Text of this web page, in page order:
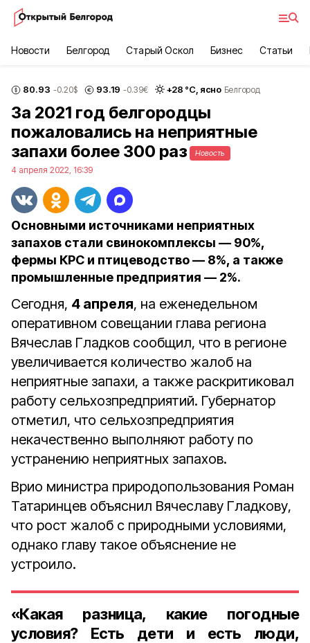
Новости Белгород Старый Оскол Бизнес Статьи
80.93 -0.20$ 93.19 -0.39€ +28 °С, ясно Белгород
За 2021 год белгородцы
пожаловались на неприятные
запахи более 300 раз
Новость
4 апреля 2022, 16:39
Основными источниками неприятных
запахов стали свинокомплексы — 90%,
фермы КРС и птицеводство — 8%, а также
промышленные предприятия — 2%.
Сегодня, 4 апреля, на еженедельном
оперативном совещании глава региона
Вячеслав Гладков сообщил, что в регионе
увеличивается количество жалоб на
неприятные запахи, а также раскритиковал
работу сельхозпредприятий. Губернатор
отметил, что сельхозпредприятия
некачественно выполняют работу по
устранению неприятных запахов.
Врио министра природопользования Роман
Татаринцев объяснил Вячеславу Гладкову,
что рост жалоб с природными условиями,
однако главу такое объяснение не
устроило.
«Какая разница, какие погодные
условия? Есть дети и есть люди,